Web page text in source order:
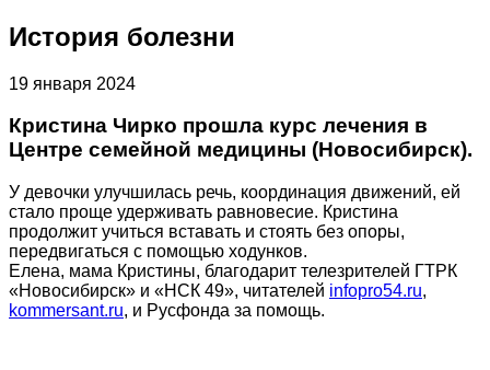
История болезни
19 января 2024
Кристина Чирко прошла курс лечения в
Центре семейной медицины (Новосибирск).
У девочки улучшилась речь, координация движений, ей
стало проще удерживать равновесие. Кристина
продолжит учиться вставать и стоять без опоры,
передвигаться с помощью ходунков.
Елена, мама Кристины, благодарит телезрителей ГТРК
«Новосибирск» и «НСК 49», читателей infopro54.ru,
kommersant.ru, и Русфонда за помощь.